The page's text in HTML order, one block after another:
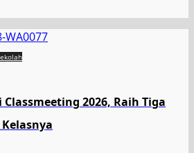
Classmeeting 2026, Raih Tiga